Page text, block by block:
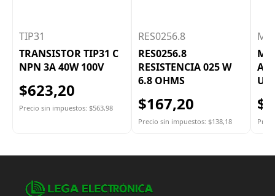
TIP31
TRANSISTOR TIP31 C
NPN 3A 40W 100V
$623,20
Precio sin impuestos: $563,98
RES0256.8
RES0256.8
RESISTENCIA 025 W
6.8 OHMS
$167,20
Precio sin impuestos: $138,18